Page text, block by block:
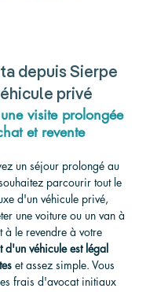
depuis Sierpe
privé
visite prolongée
et revente
un séjour prolongé au
parcourir tout le
d'un véhicule privé,
une voiture ou un van à
à le revendre à votre
d'un véhicule est légal
et assez simple. Vous
frais d'avocat initiaux